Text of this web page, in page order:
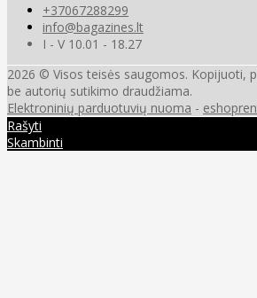
+37067288299
info@bagazines.lt
I - V 10.01 - 18.27
2026 © Visos teisės saugomos. Kopijuoti,
be autorių sutikimo draudžiama.
Elektroninių parduotuvių nuoma -
Rašyti
Skambinti